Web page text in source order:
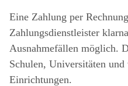
Eine Zahlung per
Zahlungsdienstleister
Ausnahmefällen möglich.
Schulen, Universitäten
Einrichtungen.